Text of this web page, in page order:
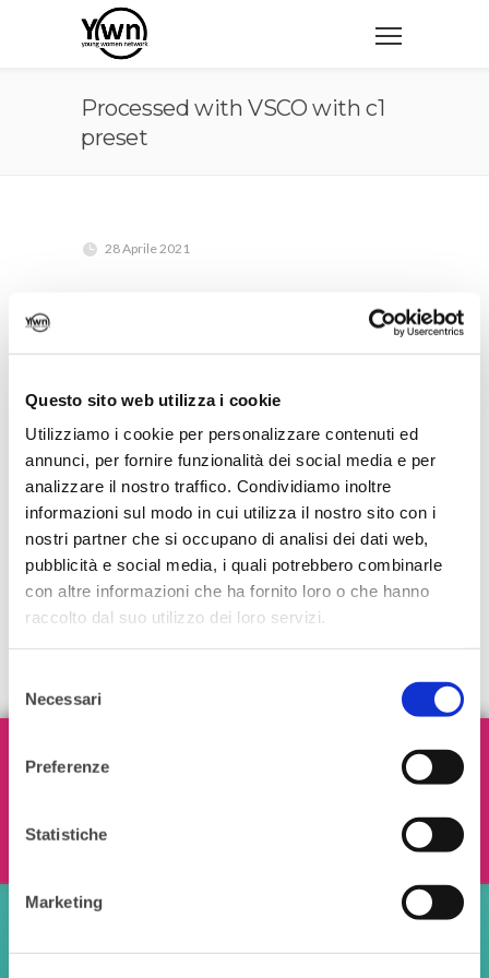
Questo sito web utilizza i cookie
Utilizziamo i cookie per personalizzare contenuti ed
annunci, per fornire funzionalità dei social media e per
analizzare il nostro traffico. Condividiamo inoltre
informazioni sul modo in cui utilizza il nostro sito con i
nostri partner che si occupano di analisi dei dati web,
pubblicità e social media, i quali potrebbero combinarle
con altre informazioni che ha fornito loro o che hanno
raccolto dal suo utilizzo dei loro servizi.
delNecessari
Preferenze
Statistiche
Marketing
Processed with VSCO with c1
preset
28 Aprile 2021